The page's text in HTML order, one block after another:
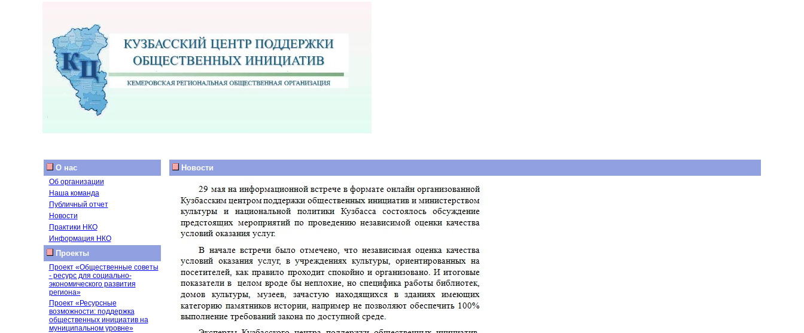
О нас
Об организации
Наша команда
Публичный отчет
Новости
Практики НКО
Информация НКО
Проекты
Проект «Общественные советы
- ресурс для социально-
экономического развития
региона»
Проект «Ресурсные
возможности: поддержка
общественных инициатив на
муниципальном уровне»
Новости